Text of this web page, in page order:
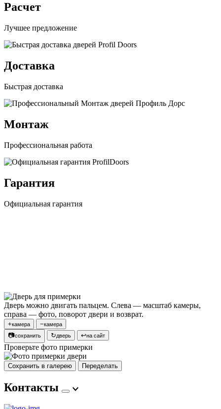
Расчет
Лучшее предложение
Доставка
Быстрая доставка
Монтаж
Профессиональная работа
Гарантия
Официальная гарантия
Дверь можно двигать пальцем. Слева — масштаб камеры,
справа — фото, поворот двери и возврат.
+камера −камера
📷сохранить ↻дверь ↩на сайт
Проверьте фото примерки
Сохранить в галерею Переделать
Контакты